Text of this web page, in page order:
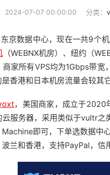
2024-07-07 00:00:00 分类：
京数据中心，现在一共9个
（WEBNX机房）、纽约（
家所有VPS均为1Gbps带
香港和日本机房流量会较其
，美国商家，成立于2020
服务器，采用类似于vultr之
即可，下单选数据中
兰和香港，支持PayPal，信